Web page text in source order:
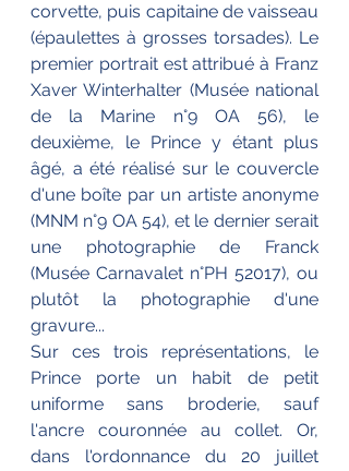
corvette, puis capitaine de vaisseau
(épaulettes à grosses torsades). Le
premier portrait est attribué à Franz
Xaver Winterhalter (Musée national
de la Marine n°9 OA 56), le
deuxième, le Prince y étant plus
âgé, a été réalisé sur le couvercle
d'une boîte par un artiste anonyme
(MNM n°9 OA 54), et le dernier serait
une photographie de Franck
(Musée Carnavalet n°PH 52017), ou
plutôt la photographie d'une
gravure...
Sur ces trois représentations, le
Prince porte un habit de petit
uniforme sans broderie, sauf
l'ancre couronnée au collet. Or,
dans l'ordonnance du 20 juillet